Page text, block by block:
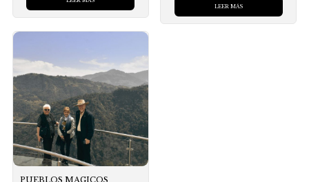
LEER MÁS
PUEBLOS MAGICOS